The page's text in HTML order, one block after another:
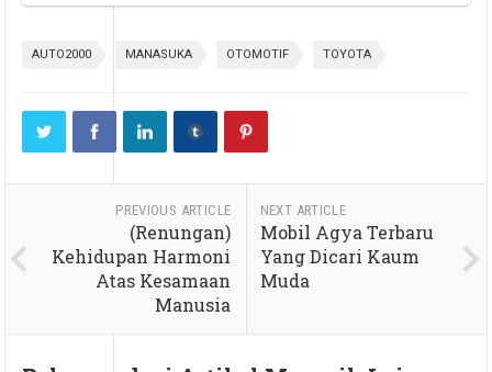
AUTO2000 MANASUKA OTOMOTIF TOYOTA
PREVIOUS ARTICLE
(Renungan)
Kehidupan Harmoni
Atas Kesamaan
Manusia
NEXT ARTICLE
Mobil Agya Terbaru
Yang Dicari Kaum
Muda